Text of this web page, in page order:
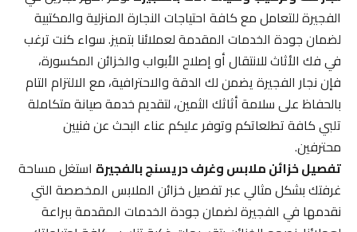
الفجيرة للتعامل مع كافة احتياجات النجارة المنزلية والمكتبية
لضمان جودة الخدمات المقدمة لعملائنا بتميز. سواء كنت ترغب
في فك الأثاث للانتقال أو إصلاح الأبواب والخزائن المكسورة،
فإن نجار الفجيرة يضمن لك الدقة والاحترافية، مع الالتزام التام
بالحفاظ على سلامة أثاثك الثمين، لتقديم خدمة صيانة متكاملة
تلبي كافة تطلعاتكم وتوفر عليكم عناء البحث عن فنيين
محترفين.
تفصيل خزائن ملابس وغرف دريسنج بالفجيرةاستغل مساحة
غرفتك بشكل مثالي عبر تفصيل خزائن الملابس المخصصة التي
نقدمها في الفجيرة لضمان جودة الخدمات المقدمة ببراعة